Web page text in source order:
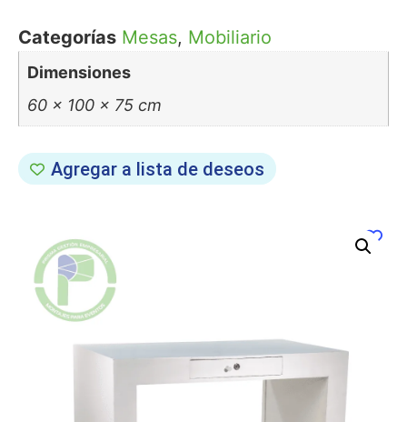
Categorías Mesas, Mobiliario
Dimensiones
60 × 100 × 75 cm
Agregar a lista de deseos